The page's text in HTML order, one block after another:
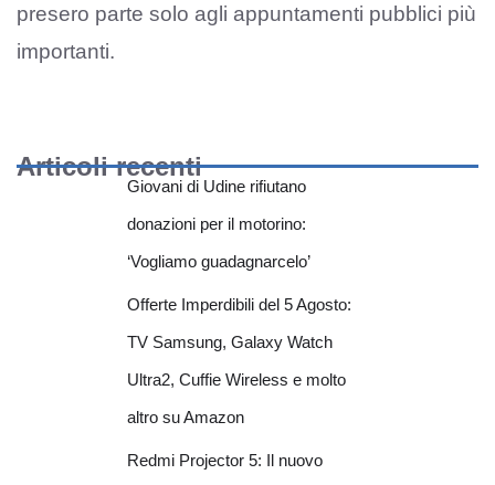
presero parte solo agli appuntamenti pubblici più
importanti.
Articoli recenti
Giovani di Udine rifiutano
donazioni per il motorino:
‘Vogliamo guadagnarcelo’
Offerte Imperdibili del 5 Agosto:
TV Samsung, Galaxy Watch
Ultra2, Cuffie Wireless e molto
altro su Amazon
Redmi Projector 5: Il nuovo